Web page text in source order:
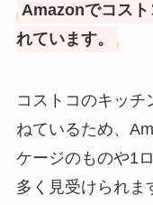
Amazonでコスト
れています。
コストコのキッチ
ねているため、
ケージのものや1
多く見受けられま